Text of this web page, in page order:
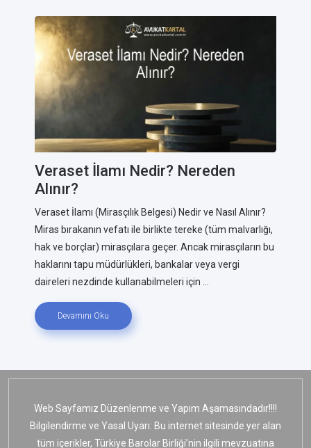
Veraset İlamı Nedir? Nereden
Alınır?
Veraset İlamı (Mirasçılık Belgesi) Nedir ve Nasıl Alınır?
Miras bırakanın vefatı ile birlikte tereke (tüm malvarlığı,
hak ve borçlar) mirasçılara geçer. Ancak mirasçıların bu
haklarını tapu müdürlükleri, bankalar veya vergi
daireleri nezdinde kullanabilmeleri için ...
Devamını Oku
Web Sayfamız Düzenlenme ve Yapım Aşamasındadır!!!!
Bilgilendirme ve Yasal Uyarı: Bu internet sitesinde yer alan
tüm içerikler, Türkiye Barolar Birliği’nin ilgili mevzuatına